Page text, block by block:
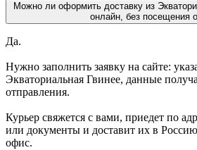
Можно ли оформить доставку из
онлайн, без посещения
Да.
Нужно заполнить заявку на сайте:
Экваториальная Гвинее, данные
отправления.
Курьер свяжется с вами, приедет по
или документы и доставит их в
офис.